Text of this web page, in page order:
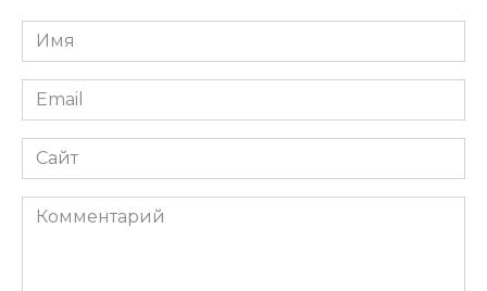
Имя
Email
Сайт
Комментарий